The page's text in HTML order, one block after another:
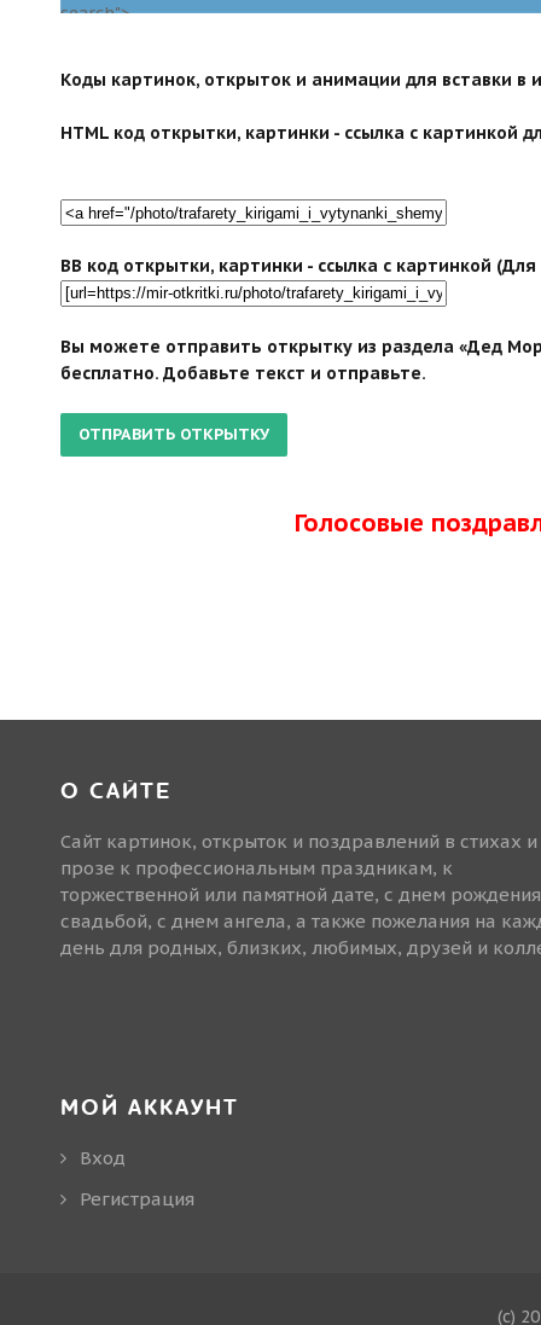
search">
Коды картинок, открыток и анимации для вставки в
HTML код открытки, картинки - ссылка с картинкой
BB код открытки, картинки - ссылка с картинкой
Вы можете отправить открытку из раздела «Дед
бесплатно. Добавьте текст и отправьте.
Голосовые
О САЙТЕ
Сайт картинок, открыток и поздравлений в стихах и
прозе к профессиональным праздникам, к
торжественной или памятной дате, с днем
свадьбой, с днем ангела, а также пожелания на
день для родных, близких, любимых, друзей и
МОЙ АККАУНТ
Вход
Регистрация
(c)